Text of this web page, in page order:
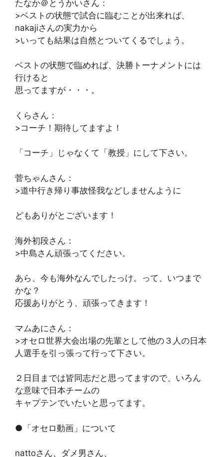
たなか＠とうかいさん：
>ベストの状態で試合に臨むことが出来れば、
nakajiさんの実力から
>いっても結果は自然とついてくるでしょう。
ベストの状態で臨めれば、決勝トーナメントには
行けると
思ってますが・・・。
くらさん：
>コーチ！期待してますよ！
「コーチ」じゃなくて「教授」にして下さい。
菅ちゃんさん：
>道中行き帰り事故怪我などしませんように
どもありがとございます！
海外初段さん：
>中島さん頑張ってください。
あら、今も海外なんでしたっけ。って、いつまで
かな？
応援ありがとう、頑張ってきます！
マムあにさん：
>オセロ世界大会出場の先輩として他の３人の日本
人選手を引っ張って行って下さい。
２日目までは皆同志だと思ってますので、いろん
な意味で日本チームの
キャプテンでいたいと思ってます。
●「オセロ動画」について
nattoさん、ダメ男さん、